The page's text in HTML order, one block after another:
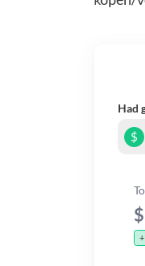
Had
$
$